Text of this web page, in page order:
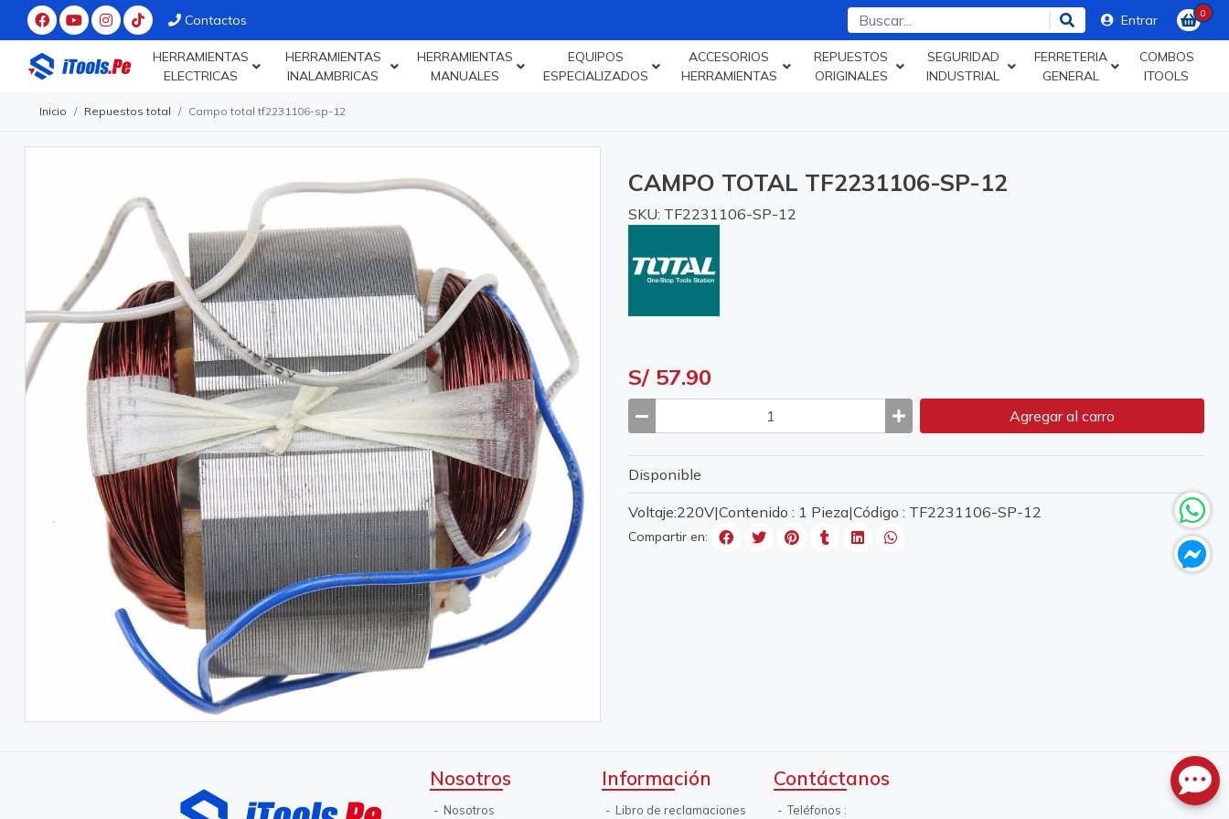
Contactos Entrar 0
HERRAMIENTAS
ELECTRICAS
HERRAMIENTAS
INALAMBRICAS
HERRAMIENTAS
MANUALES
EQUIPOS
ESPECIALIZADOS
ACCESORIOS
HERRAMIENTAS
REPUESTOS
ORIGINALES
SEGURIDAD
INDUSTRIAL
FERRETERIA
GENERAL
COMBOS
ITOOLS
Inicio Repuestos total Campo total tf2231106-sp-12
CAMPO TOTAL TF2231106-SP-12
SKU: TF2231106-SP-12
S/ 57.90
Agregaral carro
Disponible
Voltaje:220V|Contenido : 1 Pieza|Código : TF2231106-SP-12
Compartir en:
Nosotros
Nosotros
Información
Libro de reclamaciones
Contáctanos
Teléfonos